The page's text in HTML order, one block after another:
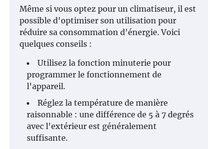
Même si vous optez pour un climatiseur, il est
possible d'optimiser son utilisation pour
réduire sa consommation d'énergie. Voici
quelques conseils :
Utilisez la fonction minuterie pour
programmer le fonctionnement de
l'appareil.
Réglez la température de manière
raisonnable : une différence de 5 à 7 degrés
avec l'extérieur est généralement
suffisante.